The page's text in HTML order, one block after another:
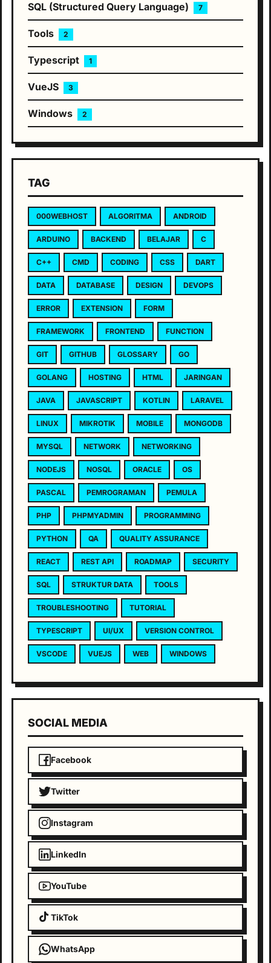
SQL (Structured Query Language) 7
Tools 2
Typescript 1
VueJS 3
Windows 2
TAG
000WEBHOST ALGORITMA ANDROID
ARDUINO BACKEND BELAJAR C
C++ CMD CODING CSS DART
DATA DATABASE DESIGN DEVOPS
ERROR EXTENSION FORM
FRAMEWORK FRONTEND FUNCTION
GIT GITHUB GLOSSARY GO
GOLANG HOSTING HTML JARINGAN
JAVA JAVASCRIPT KOTLIN LARAVEL
LINUX MIKROTIK MOBILE MONGODB
MYSQL NETWORK NETWORKING
NODEJS NOSQL ORACLE OS
PASCAL PEMROGRAMAN PEMULA
PHP PHPMYADMIN PROGRAMMING
PYTHON QA QUALITY ASSURANCE
REACT REST API ROADMAP SECURITY
SQL STRUKTUR DATA TOOLS
TROUBLESHOOTING TUTORIAL
TYPESCRIPT UI/UX VERSION CONTROL
VSCODE VUEJS WEB WINDOWS
SOCIAL MEDIA
Facebook
Twitter
Instagram
LinkedIn
YouTube
TikTok
WhatsApp